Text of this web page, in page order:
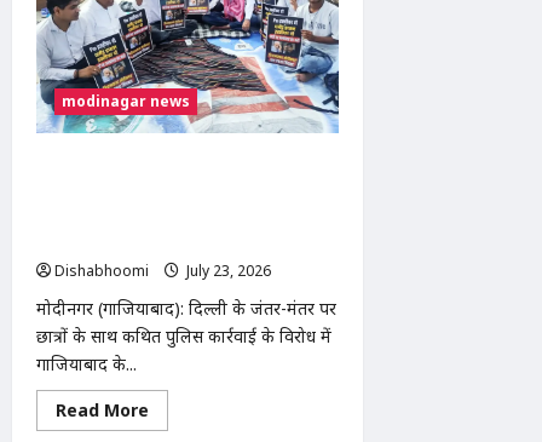
बहन
की
गुहार,
महिला
आयोग
से
भी
नहीं
modinagar news
Dishabhoomi
July 23, 2026
मोदीनगर (गाजियाबाद): दिल्ली के जंतर-मंतर पर
छात्रों के साथ कथित पुलिस कार्रवाई के विरोध में
गाजियाबाद के...
Read More
more